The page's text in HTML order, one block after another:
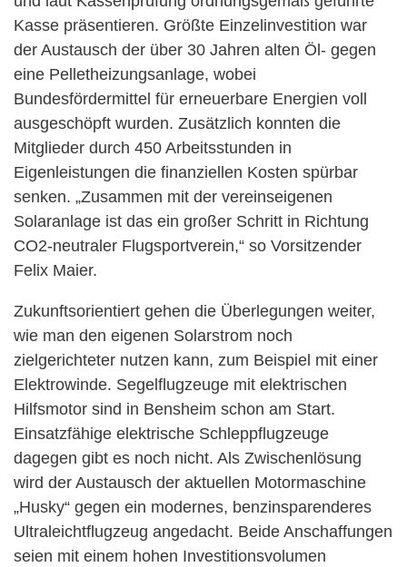
Kasse präsentieren. Größte Einzelinvestition war
der Austausch der über 30 Jahren alten Öl- gegen
eine Pelletheizungsanlage, wobei
Bundesfördermittel für erneuerbare Energien voll
ausgeschöpft wurden. Zusätzlich konnten die
Mitglieder durch 450 Arbeitsstunden in
Eigenleistungen die finanziellen Kosten spürbar
senken. „Zusammen mit der vereinseigenen
Solaranlage ist das ein großer Schritt in Richtung
CO2-neutraler Flugsportverein,“ so Vorsitzender
Felix Maier.
Zukunftsorientiert gehen die Überlegungen weiter,
wie man den eigenen Solarstrom noch
zielgerichteter nutzen kann, zum Beispiel mit einer
Elektrowinde. Segelflugzeuge mit elektrischen
Hilfsmotor sind in Bensheim schon am Start.
Einsatzfähige elektrische Schleppflugzeuge
dagegen gibt es noch nicht. Als Zwischenlösung
wird der Austausch der aktuellen Motormaschine
„Husky“ gegen ein modernes, benzinsparenderes
Ultraleichtflugzeug angedacht. Beide Anschaffungen
seien mit einem hohen Investitionsvolumen